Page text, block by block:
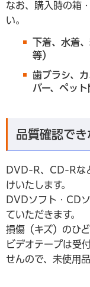
なお、購入時の箱
い。
下着、水着
等）
歯ブラシ、
バー、ペッ
品質確認でき
DVD-R、CD-Rな
けいたします。
DVDソフト・CD
ていただきます。
損傷（キズ）のひ
ビデオテープは受
せんので、未使用